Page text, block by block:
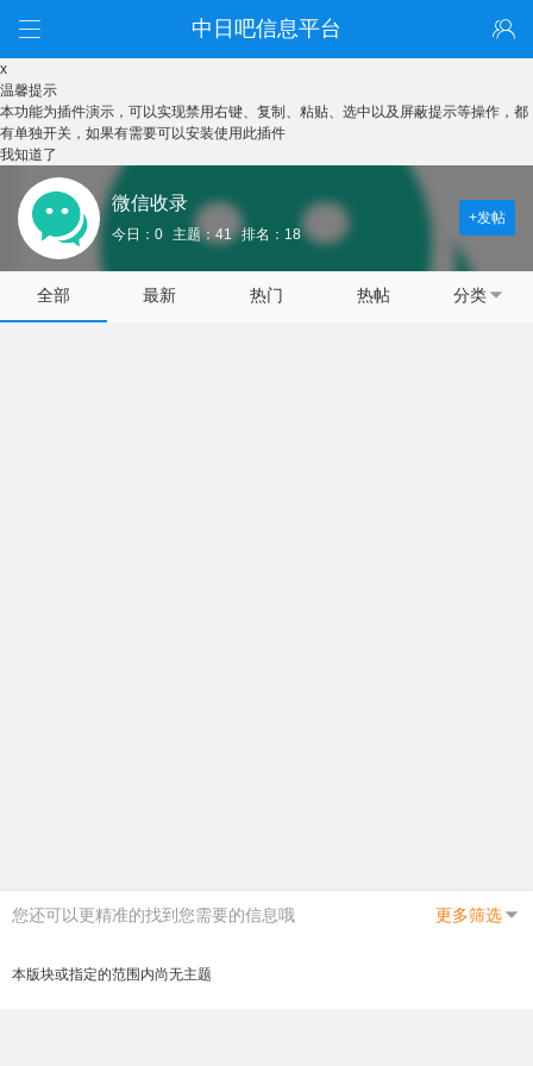
中日吧信息平台
x
温馨提示
本功能为插件演示，可以实现禁用右键、复制、粘贴、选中以及屏蔽提示等操作，都
有单独开关，如果有需要可以安装使用此插件
我知道了
微信收录
今日：0 主题：41 排名：18
+发帖
全部 最新 热门 热帖 分类
您还可以更精准的找到您需要的信息哦 更多筛选
本版块或指定的范围内尚无主题